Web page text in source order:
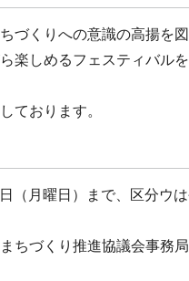
づくりへの意識の高揚を
楽しめるフェスティバル
ております。
（月曜日）まで、区分ウ
ちづくり推進協議会事